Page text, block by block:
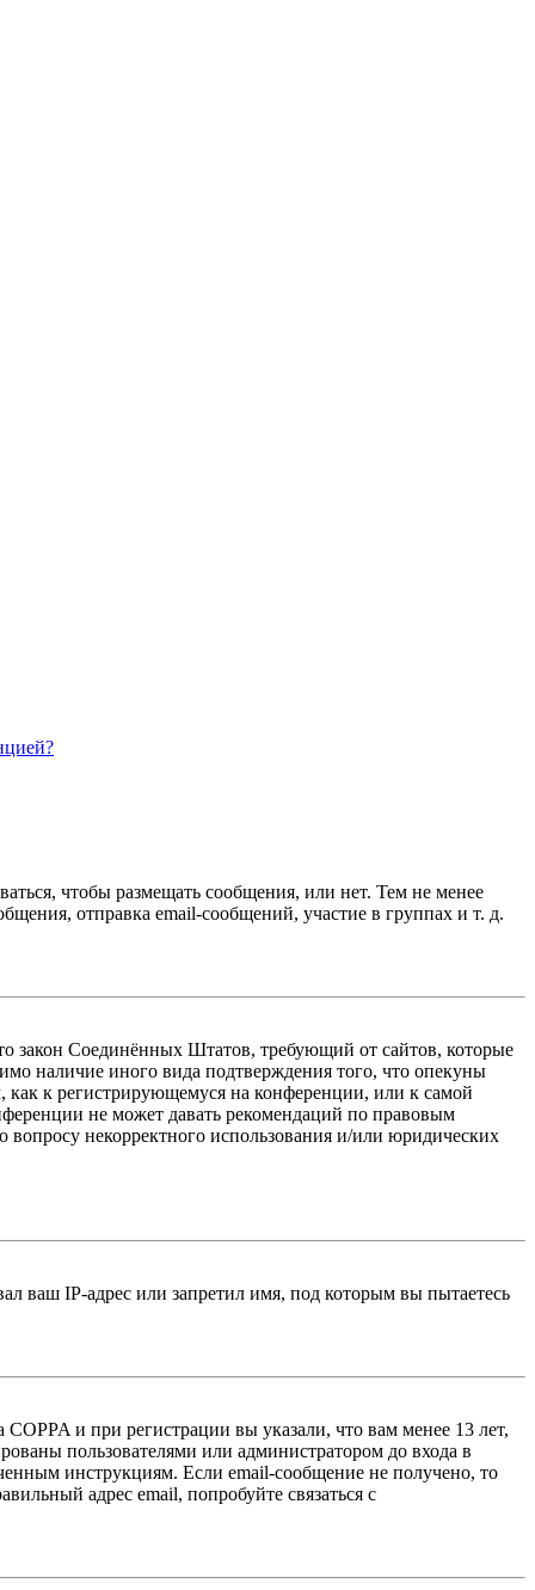
чтобы размещать сообщения, или нет. Тем не менее
отправка email-сообщений, участие в группах и т. д.
закон Соединённых Штатов, требующий от сайтов, которые
наличие иного вида подтверждения того, что опекуны
к регистрирующемуся на конференции, или к самой
не может давать рекомендаций по правовым
некорректного использования и/или юридических
ваш IP-адрес или запретил имя, под которым вы пытаетесь
и при регистрации вы указали, что вам менее 13 лет,
пользователями или администратором до входа в
инструкциям. Если email-сообщение не получено, то
адрес email, попробуйте связаться с